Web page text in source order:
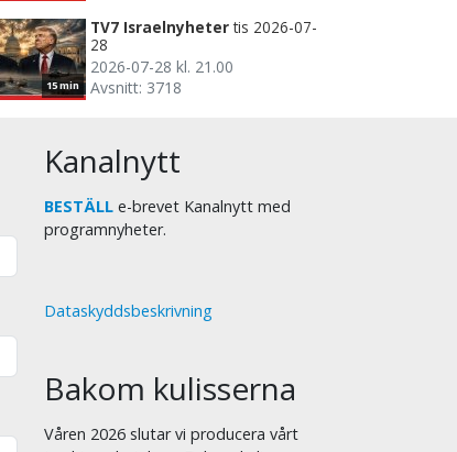
15 min
TV7 Israelnyheter tis 2026-07-
28
2026-07-28 kl. 21.00
Avsnitt: 3718
Kanalnytt
BESTÄLL e-brevet Kanalnytt med
programnyheter.
Dataskyddsbeskrivning
Bakom kulisserna
Våren 2026 slutar vi producera vårt